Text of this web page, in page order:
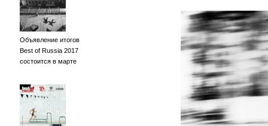
Объявление итогов
Best of Russia 2017
состоится в марте